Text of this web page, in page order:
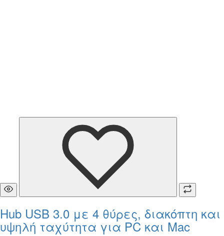
Hub USB 3.0 με 4 θύρες, διακόπτη και
υψηλή ταχύτητα για PC και Mac